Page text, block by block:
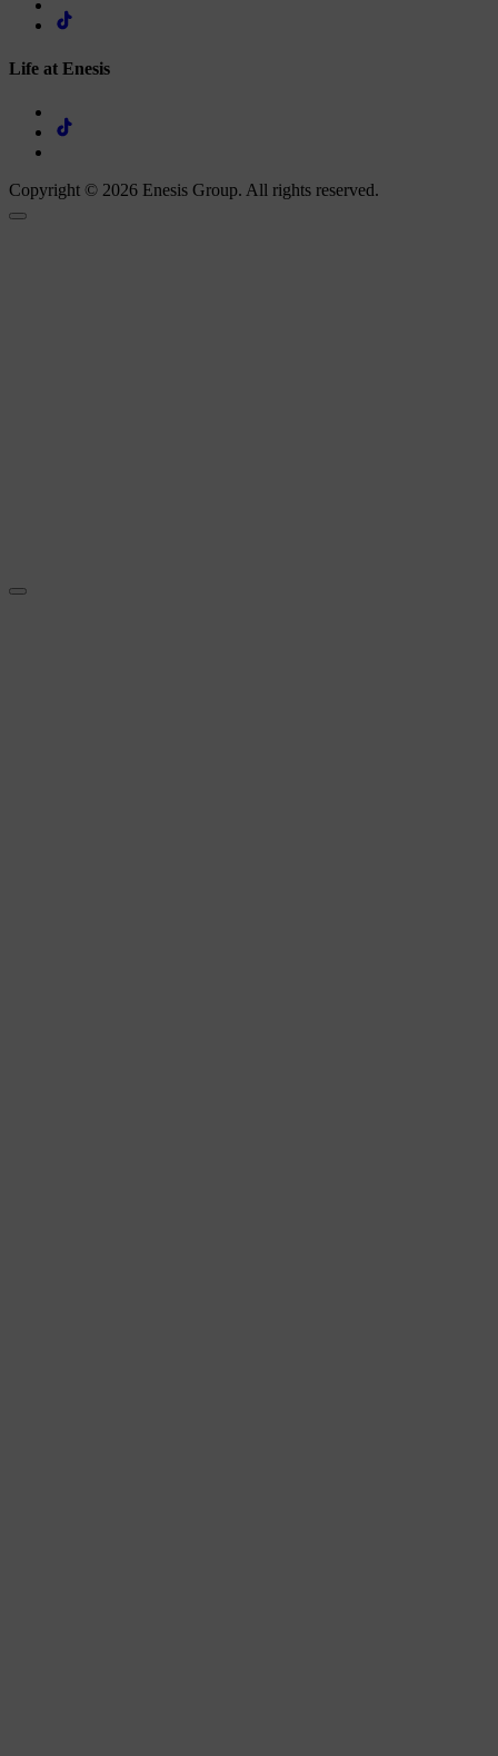
Life at Enesis
Copyright © 2026 Enesis Group. All rights reserved.